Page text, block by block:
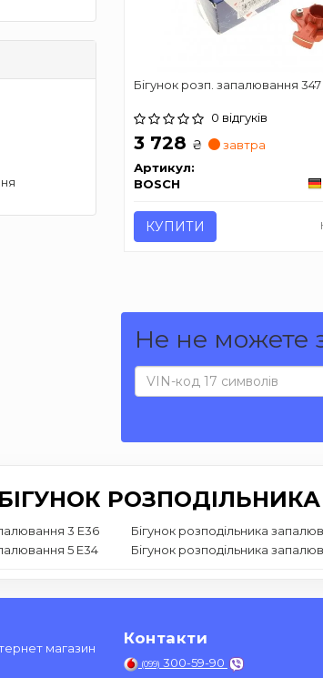
Бігунок розп. запалювання 347
0 відгуків
3 728 ₴
завтра
Артикул:
BOSCH
КУПИТИ
Не не можете
3 E36
5 E34
Бігунок розподільника
Бігунок розподільника
магазин
Контакти
(099) 300-59-90